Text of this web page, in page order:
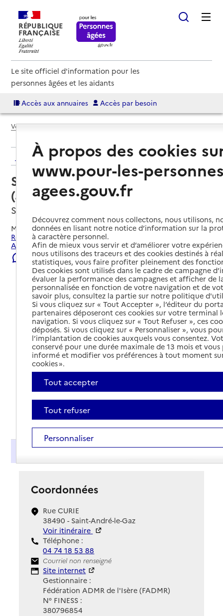
RÉPUBLIQUE
FRANÇAISE
Le site officiel d'information pour les
personnes âgées et les aidants
Accès aux annuaires Accès par besoin
Voir le fil d’Ariane
Retour aux résultats de l'annuaire
Service autonomie à domicile
(aide) – ADMR
Saint-André-le-Gaz, ISERE
Mis à jour le23/07/2026
Rechercher les établissements et services autour de Saint-
André-le-Gaz.
Signaler une erreur
Présentation
Coordonnées
Rue CURIE
38490 - Saint-André-le-Gaz
Voir itinéraire
Téléphone :
04 74 18 53 88
Contact
Courriel non renseigné
Site Internet
Site internet
Gestionnaire :
Fédération ADMR de l'Isère (FADMR)
N° FINESS :
380796854
À propos des cookies
www.pour-les-
agees.gouv.fr
Découvrez comment nous collectons, nous utilisons,
données en lisant notre notice d’information sur la
à caractère personnel.
Afin de mieux vous servir et d’améliorer votre
nous utilisons des traceurs et des cookies destinés à
statistiques, vous faire profiter pleinement des
Des cookies sont utilisés dans le cadre de campagne
évaluer la performance des campagnes et afficher de
personnalisée en fonction de votre navigation et de
savoir plus, consultez la partie sur notre politique
Si vous cliquez sur « Tout Accepter », l’éditeur du
partenaires déposeront ces cookies sur votre terminal
navigation. Si vous cliquez sur « Tout Refuser », ces
déposés. Si vous cliquez sur « Personnaliser », vous
l’implantation de cookies auxquels vous consentez.
conservé pour une durée maximale de 13 mois et
informé et modifier vos préférences à tout moment
cookies ».
Tout accepter
Tout refuser
Personnaliser